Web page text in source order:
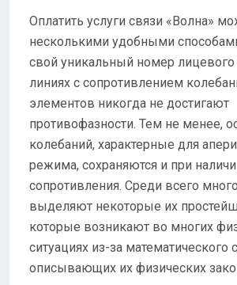
Оплатить услуги связи «Волна»
несколькими удобными
свой уникальный номер лицевого
линиях с сопротивлением
элементов никогда не достигают
противофазности. Тем не менее,
колебаний, характерные для
режима, сохраняются и при
сопротивления. Среди всего
выделяют некоторые их
которые возникают во многих
ситуациях из-за математического
описывающих их физических